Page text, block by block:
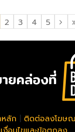
2 3 4 5
ลัก
ติดต่อลงโฆษ